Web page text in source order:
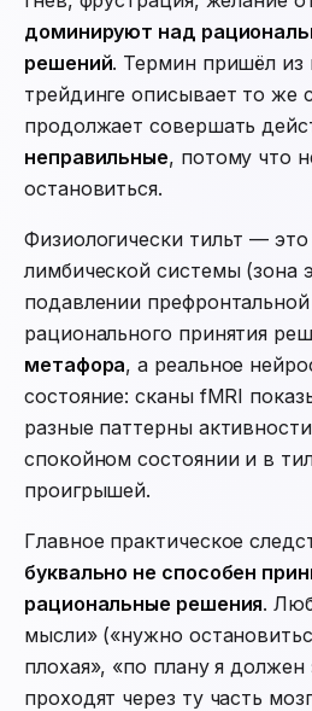
доминируют над
решений. Термин пришёл из
трейдинге описывает то же
продолжает совершать
неправильные, потому что
остановиться.
Физиологически тильт —
лимбической системы (зона
подавлении
рационального принятия
метафора, а реальное
состояние: сканы fMRI
разные паттерны
спокойном состоянии и в
проигрышей.
Главное практическое
буквально не способен
рациональные решения.
мысли» («нужно
плохая», «по плану я
проходят через ту часть